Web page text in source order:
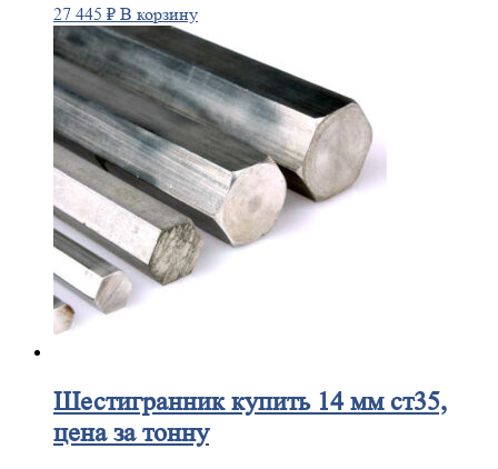
27 445 ₽ В корзину
Шестигранниккупить 14 мм ст35,
цена за тонну